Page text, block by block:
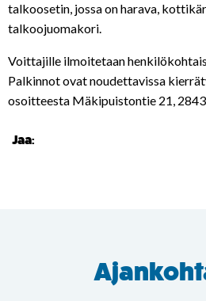
talkoosetin, jossa on harava,
talkoojuomakori.
Voittajille ilmoitetaan
Palkinnot ovat noudettavissa
osoitteesta Mäkipuistontie 21,
Jaa: